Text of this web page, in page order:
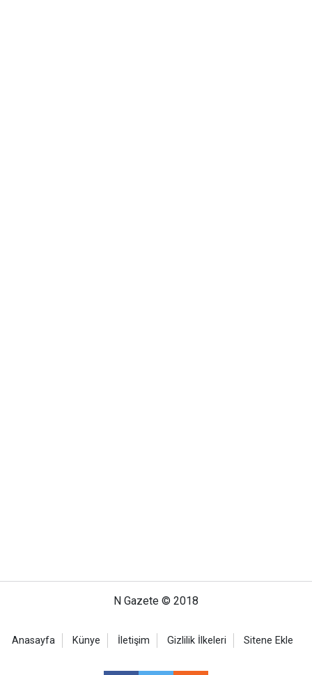
N Gazete © 2018
Anasayfa Künye İletişim Gizlilik İlkeleri Sitene Ekle